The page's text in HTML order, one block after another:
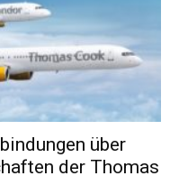
über
der Thomas